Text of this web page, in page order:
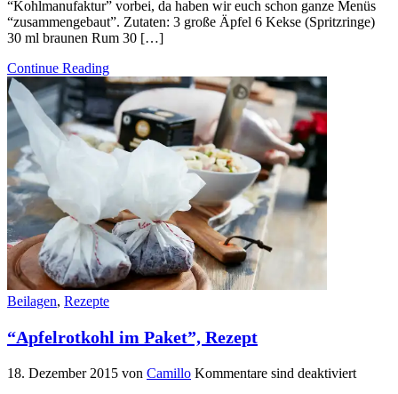
“Kohlmanufaktur” vorbei, da haben wir euch schon ganze Menüs
“zusammengebaut”. Zutaten: 3 große Äpfel 6 Kekse (Spritzringe)
30 ml braunen Rum 30 […]
Continue Reading
Beilagen, Rezepte
“Apfelrotkohl im Paket”, Rezept
18. Dezember 2015 von Camillo Kommentare sind deaktiviert